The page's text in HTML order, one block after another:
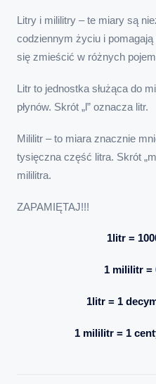
Litry i mililitry – te miary są
codziennym życiu i
się zmieścić w różnych
Litr to jednostka służąca do
płynów. Skrót „l” oznacza litr.
Mililitr – to miara znacznie
tysięczna część litra. Skrót
mililitra.
ZAPAMIĘTAJ!!!
1litr =
1 mililitr =
1litr = 1
1 mililitr = 1